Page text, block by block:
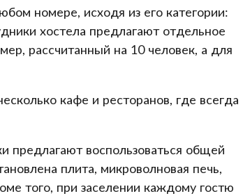
номере, исходя из его категории:
хостела предлагают отдельное
рассчитанный на 10 человек, а для
кафе и ресторанов, где всегда
воспользоваться общей
плита, микроволновая печь,
того, при заселении каждому гостю